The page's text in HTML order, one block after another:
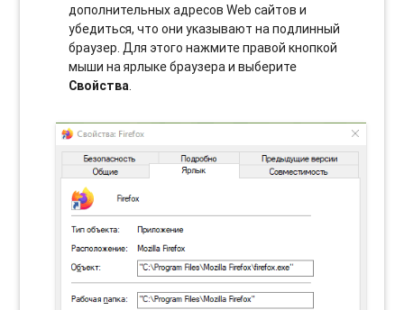
дополнительных адресов Web сайтов и
убедиться, что они указывают на подлинный
браузер. Для этого нажмите правой кнопкой
мыши на ярлыке браузера и выберите
Свойства.